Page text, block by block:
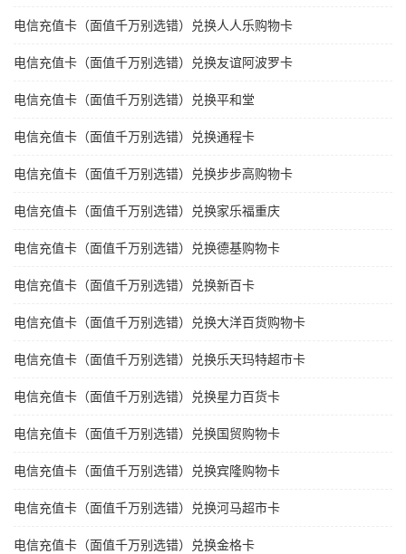
电信充值卡（面值千万别选错）兑换人人乐购物卡
电信充值卡（面值千万别选错）兑换友谊阿波罗卡
电信充值卡（面值千万别选错）兑换平和堂
电信充值卡（面值千万别选错）兑换通程卡
电信充值卡（面值千万别选错）兑换步步高购物卡
电信充值卡（面值千万别选错）兑换家乐福重庆
电信充值卡（面值千万别选错）兑换德基购物卡
电信充值卡（面值千万别选错）兑换新百卡
电信充值卡（面值千万别选错）兑换大洋百货购物卡
电信充值卡（面值千万别选错）兑换乐天玛特超市卡
电信充值卡（面值千万别选错）兑换星力百货卡
电信充值卡（面值千万别选错）兑换国贸购物卡
电信充值卡（面值千万别选错）兑换宾隆购物卡
电信充值卡（面值千万别选错）兑换河马超市卡
电信充值卡（面值千万别选错）兑换金格卡